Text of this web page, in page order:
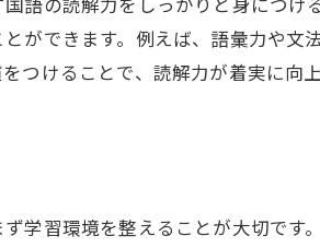
家庭でのコミュニケーションと読
親子で楽しむ読解力強化のアクテ
学習意欲を高める親の励まし方
読解力を育む公文式の実践的なア
ができます。例えば、語彙力や
つけることで、読解力が着実に
学習環境を整えることが大切で